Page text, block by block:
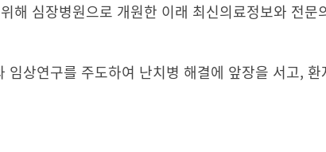
해 심장병원으로 개원한 이래 최신의료정보와 전
상연구를 주도하여 난치병 해결에 앞장을 서고,